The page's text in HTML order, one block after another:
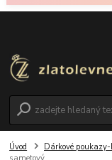
Úvod Dárkové